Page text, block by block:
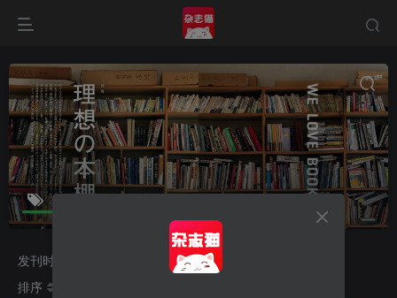
CasaBRUTUS（カーサブルータス）
发刊时间 2024
排序